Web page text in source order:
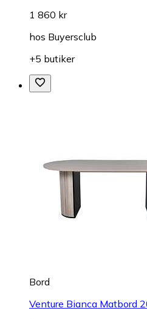
1 860 kr
hos Buyersclub
+5 butiker
Bord
Venture Bianca Matbord